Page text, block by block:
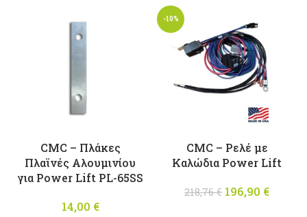
64,50 €
through
CMC – Πλάκες
Πλαϊνές Αλουμινίου
για Power Lift PL-65SS
14,00 €
-10%
CMC – Ρελέ με
Καλώδια Power Lift
218,76€
Original
196,90 €